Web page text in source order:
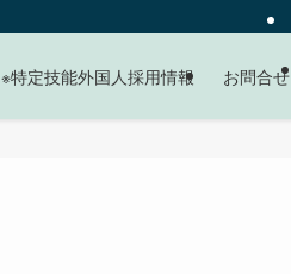
※特定技能外国人採用情報 お問合せ